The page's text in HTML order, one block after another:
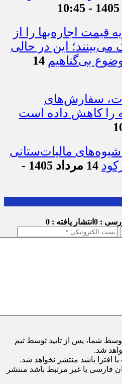
قیمت اجاره‌بها را از
این در حالی
بی‌گناهیم 14
سفارش‌های
را کاهش داده است
مالیات‌ستانی
14 مرداد 1405 -
: 0 انتشار یافته : 0
شما، پس از تایید توسط تیم
شد.
افترا باشد منتشر نخواهد شد.
فارسی یا غیر مرتبط باشد منتشر